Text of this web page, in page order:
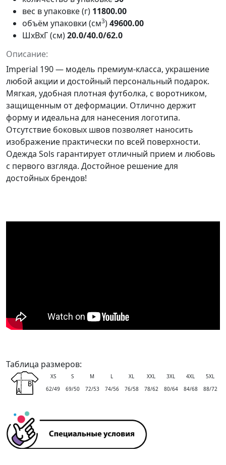
вес в упаковке (г) 11800.00
объём упаковки (см3)49600.00
ШxВxГ (см)20.0/40.0/62.0
Описание:
Imperial 190— модель премиум-класса, украшение
любой акции и достойный персональный подарок.
Мягкая, удобная плотная футболка, с воротником,
защищенным от деформации. Отлично держит
форму и идеальна для нанесения логотипа.
Отсутствие боковых швов позволяет наносить
изображение практически по всей поверхности.
Одежда Sols гарантирует отличный прием и любовь
с первого взгляда. Достойное решение для
достойных брендов!
Таблица размеров:
XS S M L XL XXL 3XL 4XL
5XL
62/49
69/50 72/53 74/56 76/58 78/62 80/64 84/68 88/72